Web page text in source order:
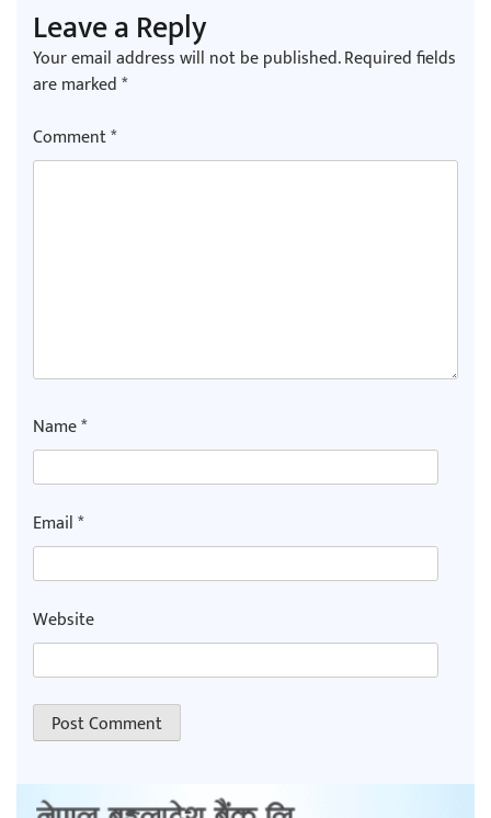
Leave a Reply
Your email address will not be published.Required fields
are marked*
Comment*
Name*
Email*
Website